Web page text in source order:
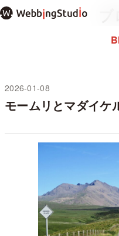
本
文
ッ
2026-01-08
未分類
モームリとマダイケ
過去のブログ
プライバシーポリシー
WordPressテーマ
✕ メニューを閉じ